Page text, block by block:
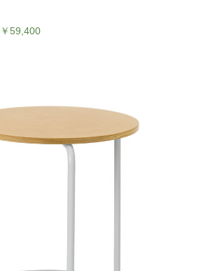
59,400